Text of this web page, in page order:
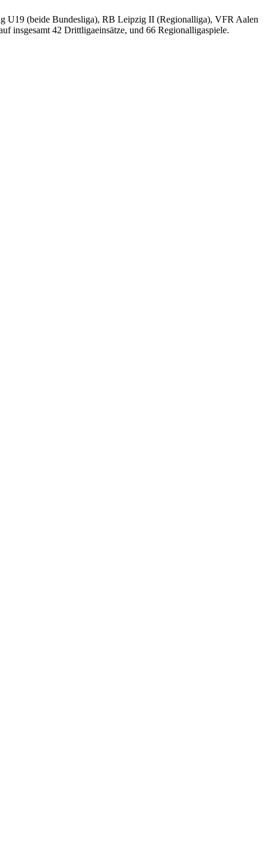
U19 (beide Bundesliga), RB Leipzig II (Regionalliga), VFR Aalen
insgesamt 42 Drittligaeinsätze, und 66 Regionalligaspiele.